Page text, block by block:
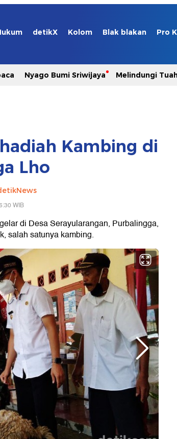
detikX Kolom Blak blakan Pro
Nyago Bumi Sriwijaya Melindungi
Kambing di
Lho
WIB
di Desa Serayularangan, Purbalingga,
salah satunya kambing.